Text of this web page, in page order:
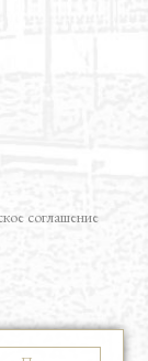
соглашение